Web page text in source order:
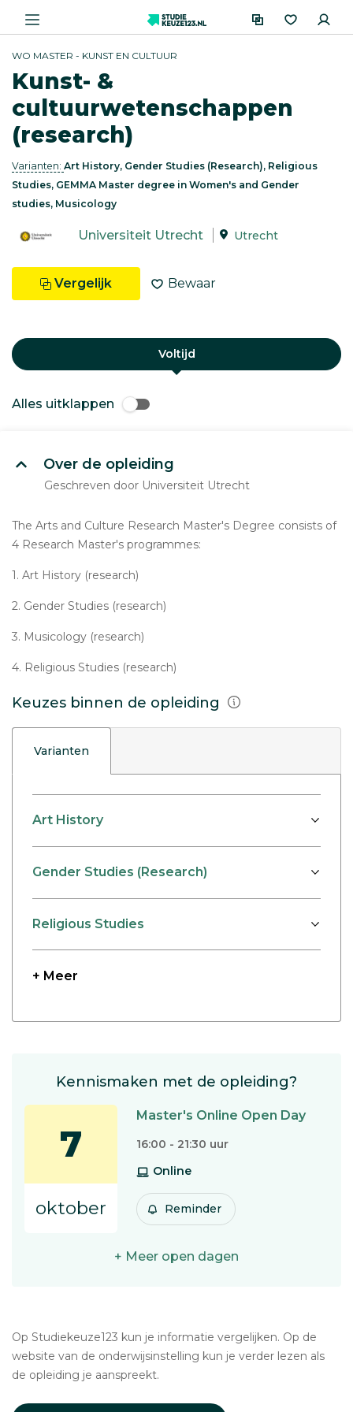
WO MASTER - KUNST EN CULTUUR
Kunst- &
cultuurwetenschappen
(research)
Varianten: Art History, Gender Studies (Research), Religious
Studies, GEMMA Master degree in Women's and Gender
studies, Musicology
Universiteit Utrecht Utrecht
Vergelijk Bewaar
Voltijd
Alles uitklappen
Over de opleiding
Geschreven door Universiteit Utrecht
The Arts and Culture Research Master's Degree consists of
4 Research Master's programmes:
1. Art History (research)
2. Gender Studies (research)
3. Musicology (research)
4. Religious Studies (research)
Keuzes binnen de opleiding
Varianten
Art History
Gender Studies (Research)
Religious Studies
+ Meer
Kennismaken met de opleiding?
7
oktober
Master's Online Open Day
16:00 - 21:30 uur
Online
Reminder
+ Meer open dagen
Op Studiekeuze123 kun je informatie vergelijken. Op de
website van de onderwijsinstelling kun je verder lezen als
de opleiding je aanspreekt.